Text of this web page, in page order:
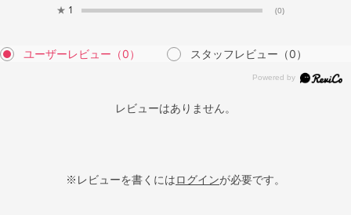
★ 1 (0)
ユーザーレビュー （0） スタッフレビュー （0）
レビューはありません。
※レビューを書くにはログインが必要です。